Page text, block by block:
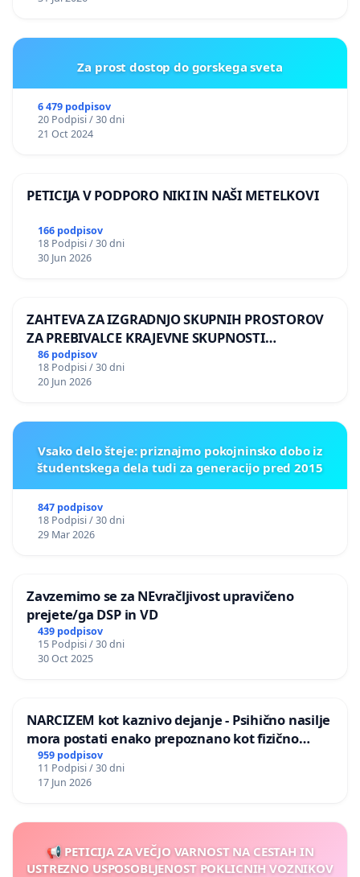
Za prost dostop do gorskega sveta
6 479 podpisov
20 Podpisi / 30 dni
21 Oct 2024
PETICIJA V PODPORO NIKI IN NAŠI METELKOVI
166 podpisov
18 Podpisi / 30 dni
30 Jun 2026
ZAHTEVA ZA IZGRADNJO SKUPNIH PROSTOROV
ZA PREBIVALCE KRAJEVNE SKUPNOSTI
PRESTRANEK
86 podpisov
18 Podpisi / 30 dni
20 Jun 2026
Vsako delo šteje: priznajmo pokojninsko dobo iz
študentskega dela tudi za generacijo pred 2015
847 podpisov
18 Podpisi / 30 dni
29 Mar 2026
Zavzemimo se za NEvračljivost upravičeno
prejete/ga DSP in VD
439 podpisov
15 Podpisi / 30 dni
30 Oct 2025
NARCIZEM kot kaznivo dejanje - Psihično nasilje
mora postati enako prepoznano kot fizično
nasilje
959 podpisov
11 Podpisi / 30 dni
17 Jun 2026
📢 PETICIJA ZA VEČJO VARNOST NA CESTAH IN
USTREZNO USPOSOBLJENOST POKLICNIH VOZNIKOV